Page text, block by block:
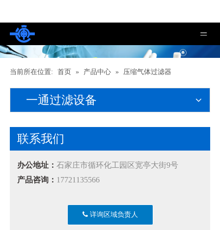
当前所在位置: 首页 » 产品中心 » 压缩气体过滤器
一通过滤设备
联系我们
办公地址： 石家庄市循环化工园区宽亭大街9号
产品咨询： 17721135566
详询区域负责人